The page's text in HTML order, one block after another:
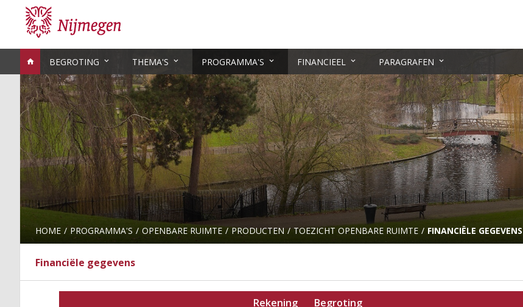
BEGROTING THEMA'S PROGRAMMA'S FINANCIEEL PARAGRAFEN
HOME PROGRAMMA'S OPENBARE RUIMTE PRODUCTEN TOEZICHT OPENBARE RUIMTE FINANCIËLE GEGEVENS
Financiële gegevens
Rekening
Begroting